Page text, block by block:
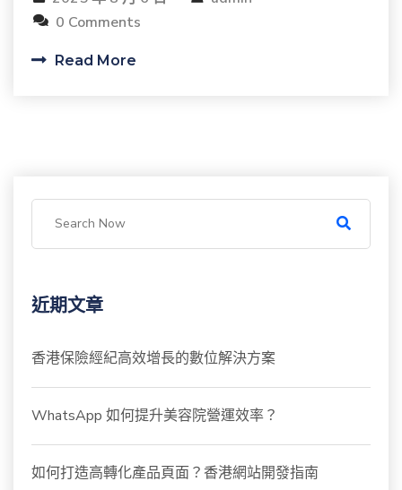
0 Comments
Read More
近期文章
香港保險經紀高效增長的數位解決方案
WhatsApp 如何提升美容院營運效率？
如何打造高轉化產品頁面？香港網站開發指南